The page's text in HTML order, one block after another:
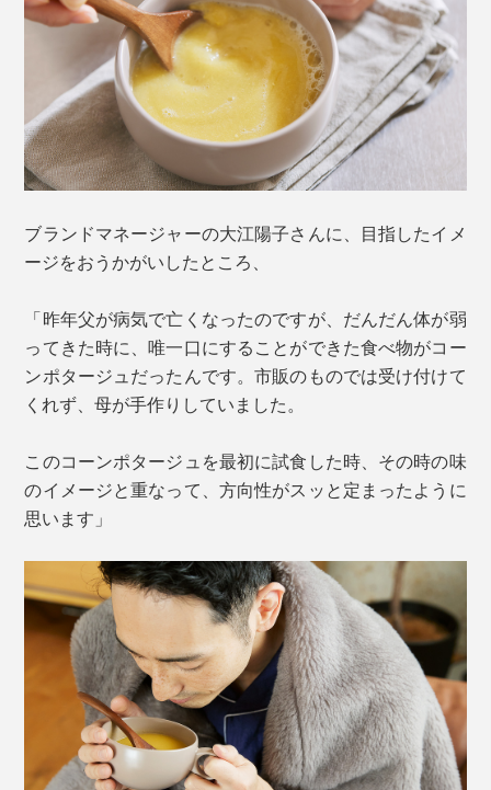
ブランドマネージャーの大江陽子さんに、目指したイメ
ージをおうかがいしたところ、
「昨年父が病気で亡くなったのですが、だんだん体が弱
ってきた時に、唯一口にすることができた食べ物がコー
ンポタージュだったんです。市販のものでは受け付けて
くれず、母が手作りしていました。
このコーンポタージュを最初に試食した時、その時の味
のイメージと重なって、方向性がスッと定まったように
思います」